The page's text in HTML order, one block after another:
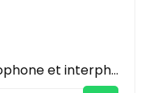
HIKvision DS-KD9203-E6 - visiophone et interphone (écran vendu séparément) pour batiment - Contrôle accès - Authentification par Reconnaissance faciale - Carte RFID/MiFare et CODE PIN. Ecran 4,3" - IP65 résistant à la pluie et la poussière